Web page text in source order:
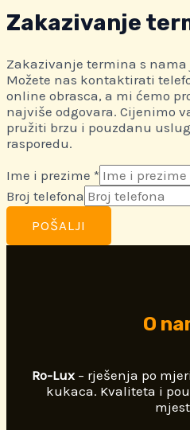
Zakazivanje
Zakazivanje termina s nama
Možete nas kontaktirati
online obrasca, a mi ćemo
najviše odgovara. Cijenimo
pružiti brzu i pouzdanu
rasporedu.
Ime i prezime *
Broj telefona
POŠALJI
O
Ro-Lux – rješenja po
kukaca. Kvaliteta i